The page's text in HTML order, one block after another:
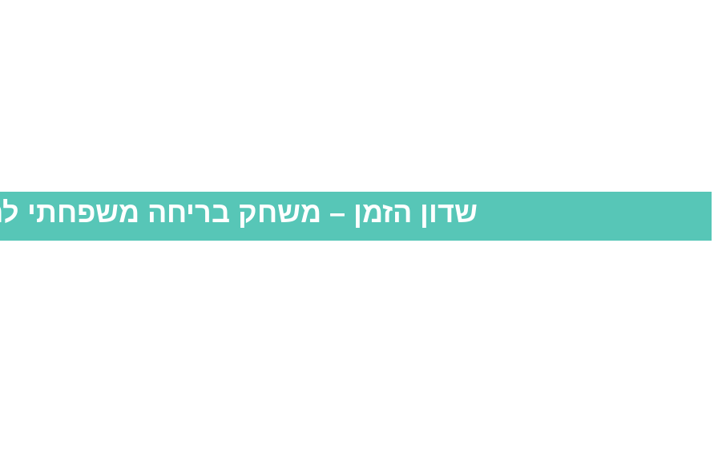
שדון הזמן – משחק בריחה משפחתי